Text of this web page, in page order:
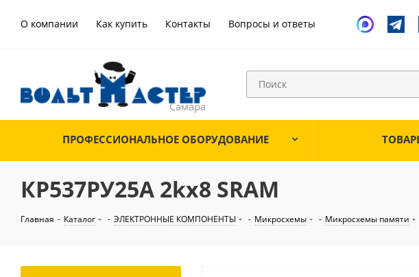
О компании Как купить Контакты Вопросы и ответы
ПРОФЕССИОНАЛЬНОЕ ОБОРУДОВАНИЕ
КР537РУ25А 2kх8 SRAM
Главная - Каталог - ЭЛЕКТРОННЫЕ КОМПОНЕНТЫ - Микросхемы - Микросхемы памяти